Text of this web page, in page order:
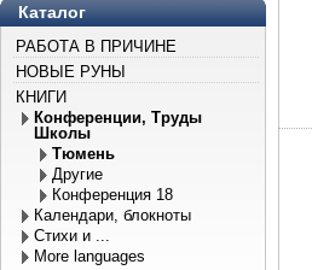
Каталог
РАБОТА В ПРИЧИНЕ
НОВЫЕ РУНЫ
КНИГИ
Конференции, Труды
Школы
Тюмень
Другие
Конференция 18
Календари, блокноты
Стихи и ...
More languages